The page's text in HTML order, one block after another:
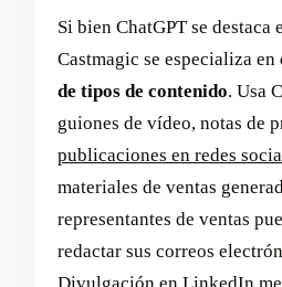
Si bien ChatGPT se
Castmagic se especializa en
de tipos de contenido. Usa
guiones de vídeo, notas de
publicaciones en redes
materiales de ventas
representantes de ventas
redactar sus correos